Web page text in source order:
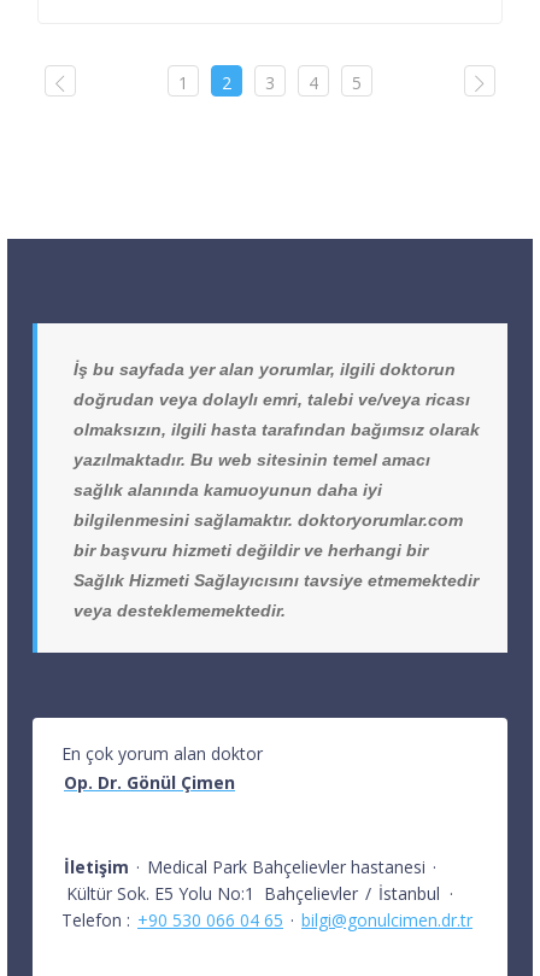
1 2 3 4 5
İş bu sayfada yer alan yorumlar, ilgili doktorun
doğrudan veya dolaylı emri, talebi ve/veya ricası
olmaksızın, ilgili hasta tarafından bağımsız olarak
yazılmaktadır. Bu web sitesinin temel amacı
sağlık alanında kamuoyunun daha iyi
bilgilenmesini sağlamaktır. doktoryorumlar.com
bir başvuru hizmeti değildir ve herhangi bir
Sağlık Hizmeti Sağlayıcısını tavsiye etmemektedir
veya desteklememektedir.
En çok yorum alan doktor
Op. Dr. Gönül Çimen
İletişim · Medical Park Bahçelievler hastanesi ·
Kültür Sok. E5 Yolu No:1
Bahçelievler / İstanbul ·
Telefon : +90 530 066 04 65 · bilgi@gonulcimen.dr.tr